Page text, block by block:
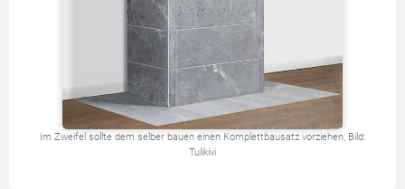
Im Zweifel sollte dem selber bauen einen Komplettbausatz vorziehen, Bild:
Tulikivi